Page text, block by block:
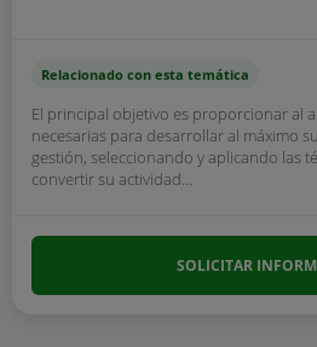
Relacionado con esta temática
El principal objetivo es proporcionar al
necesarias para desarrollar al máximo
gestión, seleccionando y aplicando las
convertir su actividad...
SOLICITAR